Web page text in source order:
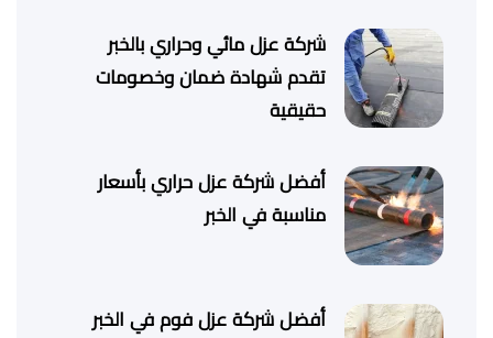
شركة عزل مائي وحراري بالخبر
تقدم شهادة ضمان وخصومات
حقيقية
أفضل شركة عزل حراري بأسعار
مناسبة في الخبر
أفضل شركة عزل فوم في الخبر